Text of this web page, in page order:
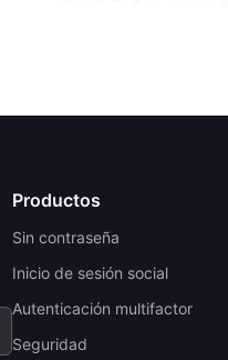
Productos
Sin contraseña
Inicio de sesión social
Autenticación multifactor
Seguridad